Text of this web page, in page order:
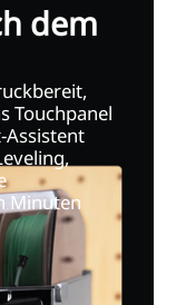
dem
Touchpanel
Assistent
Minuten